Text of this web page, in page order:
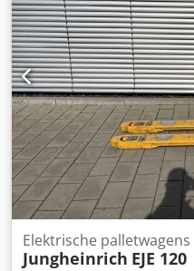
Elektrische palletwagens
Jungheinrich EJE 120